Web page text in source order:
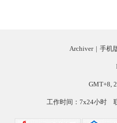
Archiver | 手机
GMT+8,
工作时间：7x24小时